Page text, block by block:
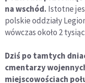
na wschód. Istotne
polskie oddziały
wówczas około 2
Dziś po tamtych
cmentarzy
miejscowościach